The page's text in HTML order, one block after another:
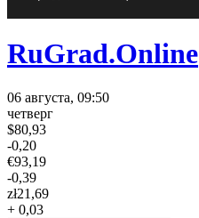
RuGrad.Online
06 августа, 09:50
четверг
$80,93
-0,20
€93,19
-0,39
zł21,69
+ 0,03